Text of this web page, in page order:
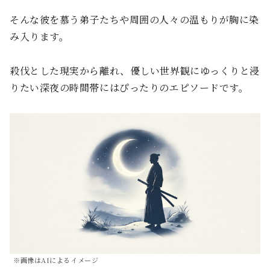
そんな彼を慕う弟子たちや周囲の人々の温もりが胸に染
み入ります。
殺伐とした現実から離れ、優しい世界観にゆっくりと浸
りたい深夜の時間帯にはぴったりのエピソードです。
※画像はAIによるイメージ